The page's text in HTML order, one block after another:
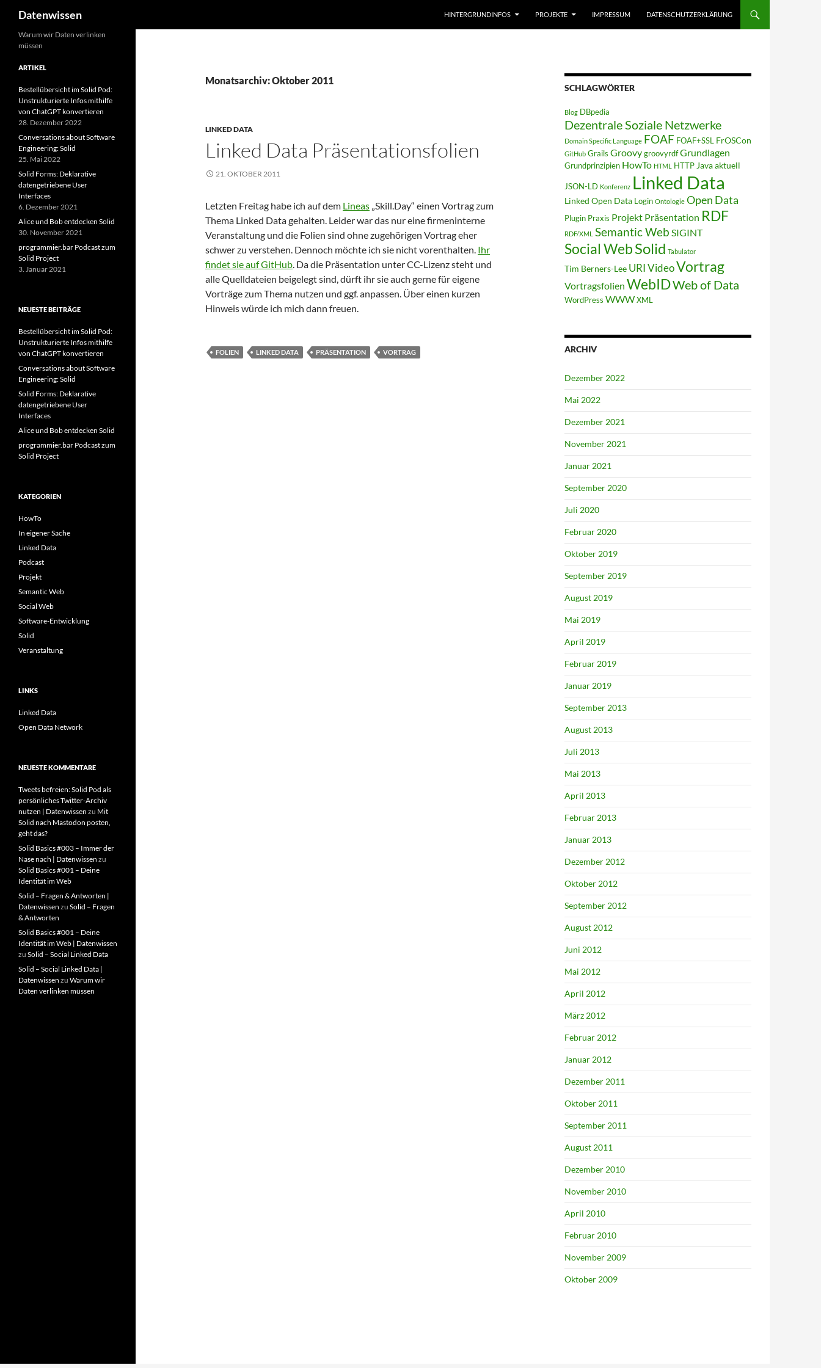
Zum
Inhalt
springen
Datenwissen HINTERGRUNDINFOS PROJEKTE IMPRESSUM DATENSCHUTZERKLÄRUNG
Monatsarchiv: Oktober 2011
LINKED DATA
Linked Data Präsentationsfolien
21. OKTOBER 2011
Letzten Freitag habe ich auf dem Lineas „Skill.Day“ einen Vortrag zum
Thema Linked Data gehalten. Leider war das nur eine firmeninterne
Veranstaltung und die Folien sind ohne zugehörigen Vortrag eher
schwer zu verstehen. Dennoch möchte ich sie nicht vorenthalten. Ihr
findet sie auf GitHub. Da die Präsentation unter CC-Lizenz steht und
alle Quelldateien beigelegt sind, dürft ihr sie auch gerne für eigene
Vorträge zum Thema nutzen und ggf. anpassen. Über einen kurzen
Hinweis würde ich mich dann freuen.
FOLIEN LINKED DATA PRÄSENTATION VORTRAG
SCHLAGWÖRTER
Blog DBpedia
Dezentrale Soziale Netzwerke
Domain Specific Language FOAF FOAF+SSL FrOSCon
GitHub Grails GroovygroovyrdfGrundlagen
Grundprinzipien HowTo HTML HTTP Java aktuell
JSON-LD Konferenz Linked Data
Linked Open Data Login Ontologie Open Data
Plugin Praxis Projekt Präsentation RDF
RDF/XML Semantic Web SIGINT
Social WebSolid Tabulator
Tim Berners-Lee URIVideoVortrag
Vortragsfolien WebIDWeb of Data
WordPress WWWXML
ARCHIV
Dezember 2022
Mai 2022
Dezember 2021
November 2021
Januar 2021
September 2020
Juli 2020
Februar 2020
Oktober 2019
September 2019
August 2019
Mai 2019
April 2019
Februar 2019
Januar 2019
September 2013
August 2013
Juli 2013
Mai 2013
April 2013
Februar 2013
Januar 2013
Dezember 2012
Oktober 2012
September 2012
August 2012
Juni 2012
Mai 2012
April 2012
März 2012
Februar 2012
Januar 2012
Dezember 2011
Oktober 2011
September 2011
August 2011
Dezember 2010
November 2010
April 2010
Februar 2010
November 2009
Oktober 2009
Warum wir Daten verlinken
müssen
ARTIKEL
Bestellübersicht im Solid Pod:
Unstrukturierte Infos mithilfe
von ChatGPT konvertieren
28. Dezember 2022
Conversations about Software
Engineering: Solid
25. Mai 2022
Solid Forms: Deklarative
datengetriebene User
Interfaces
6. Dezember 2021
Alice und Bob entdecken Solid
30. November 2021
programmier.bar Podcast zum
Solid Project
3. Januar 2021
NEUESTE BEITRÄGE
Bestellübersicht im Solid Pod:
Unstrukturierte Infos mithilfe
von ChatGPT konvertieren
Conversations about Software
Engineering: Solid
Solid Forms: Deklarative
datengetriebene User
Interfaces
Alice und Bob entdecken Solid
programmier.bar Podcast zum
Solid Project
KATEGORIEN
HowTo
In eigener Sache
Linked Data
Podcast
Projekt
Semantic Web
Social Web
Software-Entwicklung
Solid
Veranstaltung
LINKS
Linked Data
Open Data Network
NEUESTE KOMMENTARE
Tweets befreien: Solid Pod als
persönliches Twitter-Archiv
nutzen | Datenwissen zu Mit
Solid nach Mastodon posten,
geht das?
Solid Basics #003 – Immer der
Nase nach | Datenwissen zu
Solid Basics #001 – Deine
Identität im Web
Solid – Fragen & Antworten |
Datenwissen zu Solid – Fragen
& Antworten
Solid Basics #001 – Deine
Identität im Web | Datenwissen
zu Solid – Social Linked Data
Solid – Social Linked Data |
Datenwissen zu Warum wir
Daten verlinken müssen